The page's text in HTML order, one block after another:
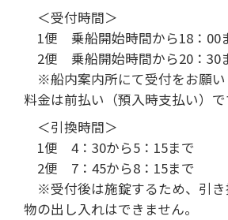
＜受付時間＞
1便 乗船開始時間から18：00
2便 乗船開始時間から20：30
※船内案内所にて受付をお願い
料金は前払い（預入時支払い）で
＜引換時間＞
1便 4：30から5：15まで
2便 7：45から8：15まで
※受付後は施錠するため、引き
物の出し入れはできません。